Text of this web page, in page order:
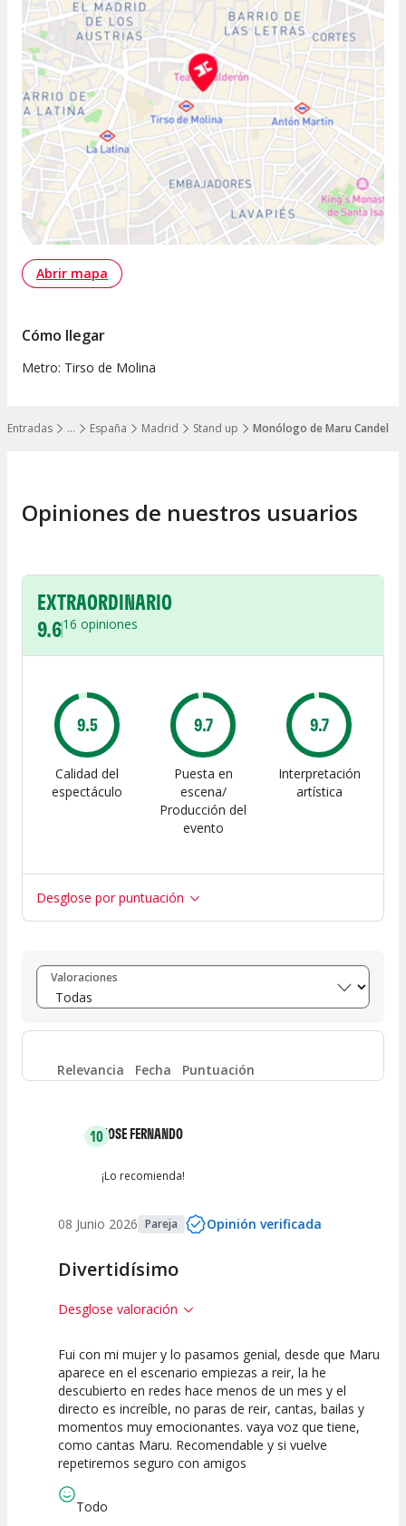
…
Mostrar todos los niveles
Entradas España Madrid Stand up Monólogo de Maru Candel
Abrir mapa
Cómo llegar
Metro: Tirso de Molina
Opiniones de nuestros usuarios
EXTRAORDINARIO
9.616 opiniones
9.5
Calidad del
espectáculo
9.7
Puesta en
escena/
Producción del
evento
9.7
Interpretación
artística
Desglose por puntuación
Entre 8 y 10 (15)
Entre 6 y 8 (1)
Entre 4 y 6 0
Valoraciones
Relevancia Fecha Puntuación
10JOSE FERNANDO
¡Lo recomienda!
08 Junio 2026 Pareja Opinión verificada
Divertidísimo
Desglose valoración
10
Calidad del
Espectáculo
10
Puesta en
Escena
10
Interpretación
artística
Fui con mi mujer y lo pasamos genial, desde que Maru
aparece en el escenario empiezas a reir, la he
descubierto en redes hace menos de un mes y el
directo es increíble, no paras de reir, cantas, bailas y
momentos muy emocionantes. vaya voz que tiene,
como cantas Maru. Recomendable y si vuelve
repetiremos seguro con amigos
Todo